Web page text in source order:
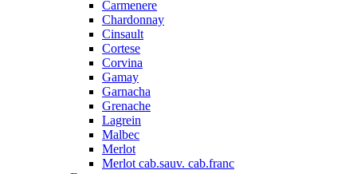
Carmenere
Chardonnay
Cinsault
Cortese
Corvina
Gamay
Garnacha
Grenache
Lagrein
Malbec
Merlot
Merlot cab.sauv. cab.franc